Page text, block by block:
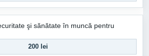
şi sănătate în muncă pentru
200 lei